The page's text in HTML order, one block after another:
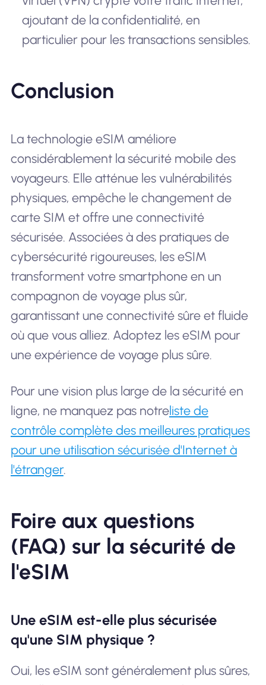
ajoutant de la confidentialité, en
particulier pour les transactions sensibles.
Conclusion
La technologie eSIM améliore
considérablement la sécurité mobile des
voyageurs. Elle atténue les vulnérabilités
physiques, empêche le changement de
carte SIM et offre une connectivité
sécurisée. Associées à des pratiques de
cybersécurité rigoureuses, les eSIM
transforment votre smartphone en un
compagnon de voyage plus sûr,
garantissant une connectivité sûre et fluide
où que vous alliez. Adoptez les eSIM pour
une expérience de voyage plus sûre.
Pour une vision plus large de la sécurité en
ligne, ne manquez pas notreliste de
contrôle complète des meilleures pratiques
pour une utilisation sécurisée d'Internet à
l'étranger.
Foire aux questions
(FAQ) sur la sécurité de
l'eSIM
Une eSIM est-elle plus sécurisée
qu'une SIM physique ?
Oui, les eSIM sont généralement plus sûres,